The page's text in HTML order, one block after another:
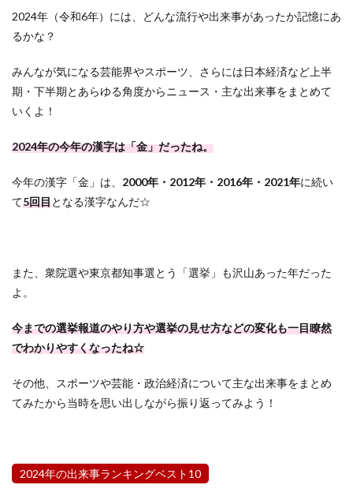
2024年（令和6年）には、どんな流行や出来事があったか記憶にあ
るかな？
みんなが気になる芸能界やスポーツ、さらには日本経済など上半
期・下半期とあらゆる角度からニュース・主な出来事をまとめて
いくよ！
2024年の今年の漢字は「金」だったね。
今年の漢字「金」は、 2000年・2012年・2016年・2021年に続い
て5回目となる漢字なんだ☆
また、衆院選や東京都知事選とう「選挙」も沢山あった年だった
よ。
今までの選挙報道のやり方や選挙の見せ方などの変化も一目瞭然
でわかりやすくなったね☆
その他、スポーツや芸能・政治経済について主な出来事をまとめ
てみたから当時を思い出しながら振り返ってみよう！
2024年の出来事ランキングベスト10